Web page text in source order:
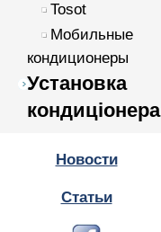
Tosot
Мобильные
кондиционеры
Установка
кондиціонера
Новости
Статьи